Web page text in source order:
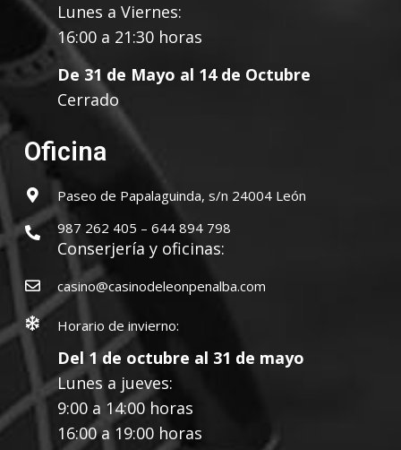
Lunes a Viernes:
16:00 a 21:30 horas
De 31 de Mayo al 14 de Octubre
Cerrado
Oficina
Paseo de Papalaguinda, s/n 24004 León
987 262 405 – 644 894 798
Conserjería y oficinas:
casino@casinodeleonpenalba.com
Horario de invierno:
Del 1 de octubre al 31 de mayo
Lunes a jueves:
9:00 a 14:00 horas
16:00 a 19:00 horas